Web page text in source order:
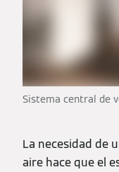
Sistema central de
La necesidad de
aire hace que el